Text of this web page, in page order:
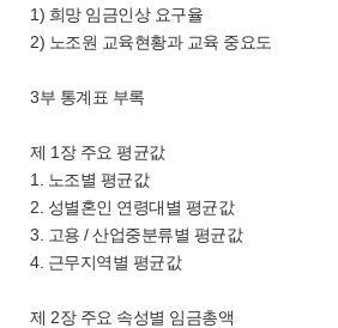
1) 희망 임금인상 요구율
2) 노조원 교육현황과 교육 중요도
3부 통계표 부록
제 1장 주요 평균값
1. 노조별 평균값
2. 성별혼인 연령대별 평균값
3. 고용 / 산업중분류별 평균값
4. 근무지역별 평균값
제 2장 주요 속성별 임금총액